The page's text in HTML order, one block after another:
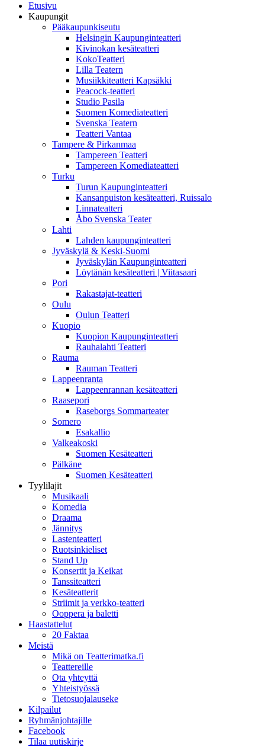
Etusivu
Kaupungit
Pääkaupunkiseutu
Helsingin Kaupunginteatteri
Kivinokan kesäteatteri
KokoTeatteri
Lilla Teatern
Musiikkiteatteri Kapsäkki
Peacock-teatteri
Studio Pasila
Suomen Komediateatteri
Svenska Teatern
Teatteri Vantaa
Tampere & Pirkanmaa
Tampereen Teatteri
Tampereen Komediateatteri
Turku
Turun Kaupunginteatteri
Kansanpuiston kesäteatteri, Ruissalo
Linnateatteri
Åbo Svenska Teater
Lahti
Lahden kaupunginteatteri
Jyväskylä & Keski-Suomi
Jyväskylän Kaupunginteatteri
Löytänän kesäteatteri | Viitasaari
Pori
Rakastajat-teatteri
Oulu
Oulun Teatteri
Kuopio
Kuopion Kaupunginteatteri
Rauhalahti Teatteri
Rauma
Rauman Teatteri
Lappeenranta
Lappeenrannan kesäteatteri
Raasepori
Raseborgs Sommarteater
Somero
Esakallio
Valkeakoski
Suomen Kesäteatteri
Pälkäne
Suomen Kesäteatteri
Tyylilajit
Musikaali
Komedia
Draama
Jännitys
Lastenteatteri
Ruotsinkieliset
Stand Up
Konsertit ja Keikat
Tanssiteatteri
Kesäteatterit
Striimit ja verkko-teatteri
Ooppera ja baletti
Haastattelut
20 Faktaa
Meistä
Mikä on Teatterimatka.fi
Teattereille
Ota yhteyttä
Yhteistyössä
Tietosuojalauseke
Kilpailut
Ryhmänjohtajille
Facebook
Tilaa uutiskirje